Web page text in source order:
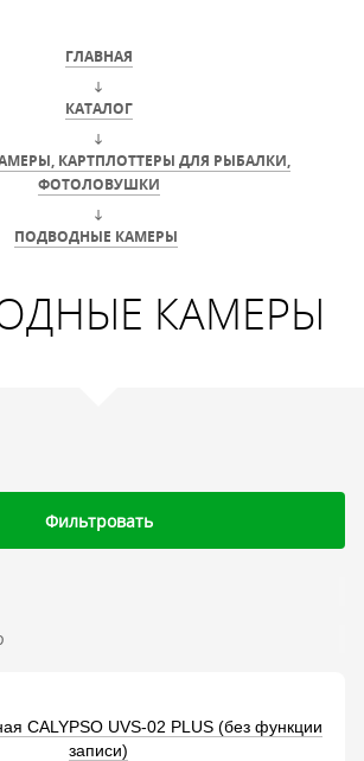
ГЛАВНАЯ
КАТАЛОГ
КАРТПЛОТТЕРЫ ДЛЯ РЫБАЛКИ,
ФОТОЛОВУШКИ
ПОДВОДНЫЕ КАМЕРЫ
КАМЕРЫ
Фильтровать
CALYPSO UVS-02 PLUS (без функции
записи)